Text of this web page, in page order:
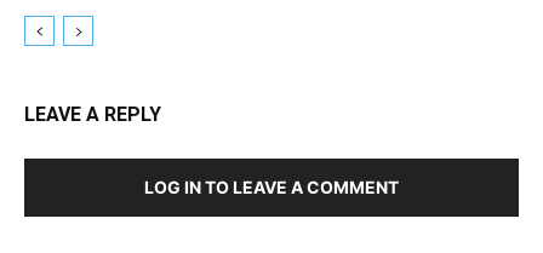
LEAVE A REPLY
LOG IN TO LEAVE A COMMENT